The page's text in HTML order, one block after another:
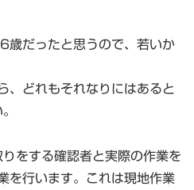
歳だったと思うので、若いか
、どれもそれなりにはあると
をする確認者と実際の作業を
を行います。これは現地作業